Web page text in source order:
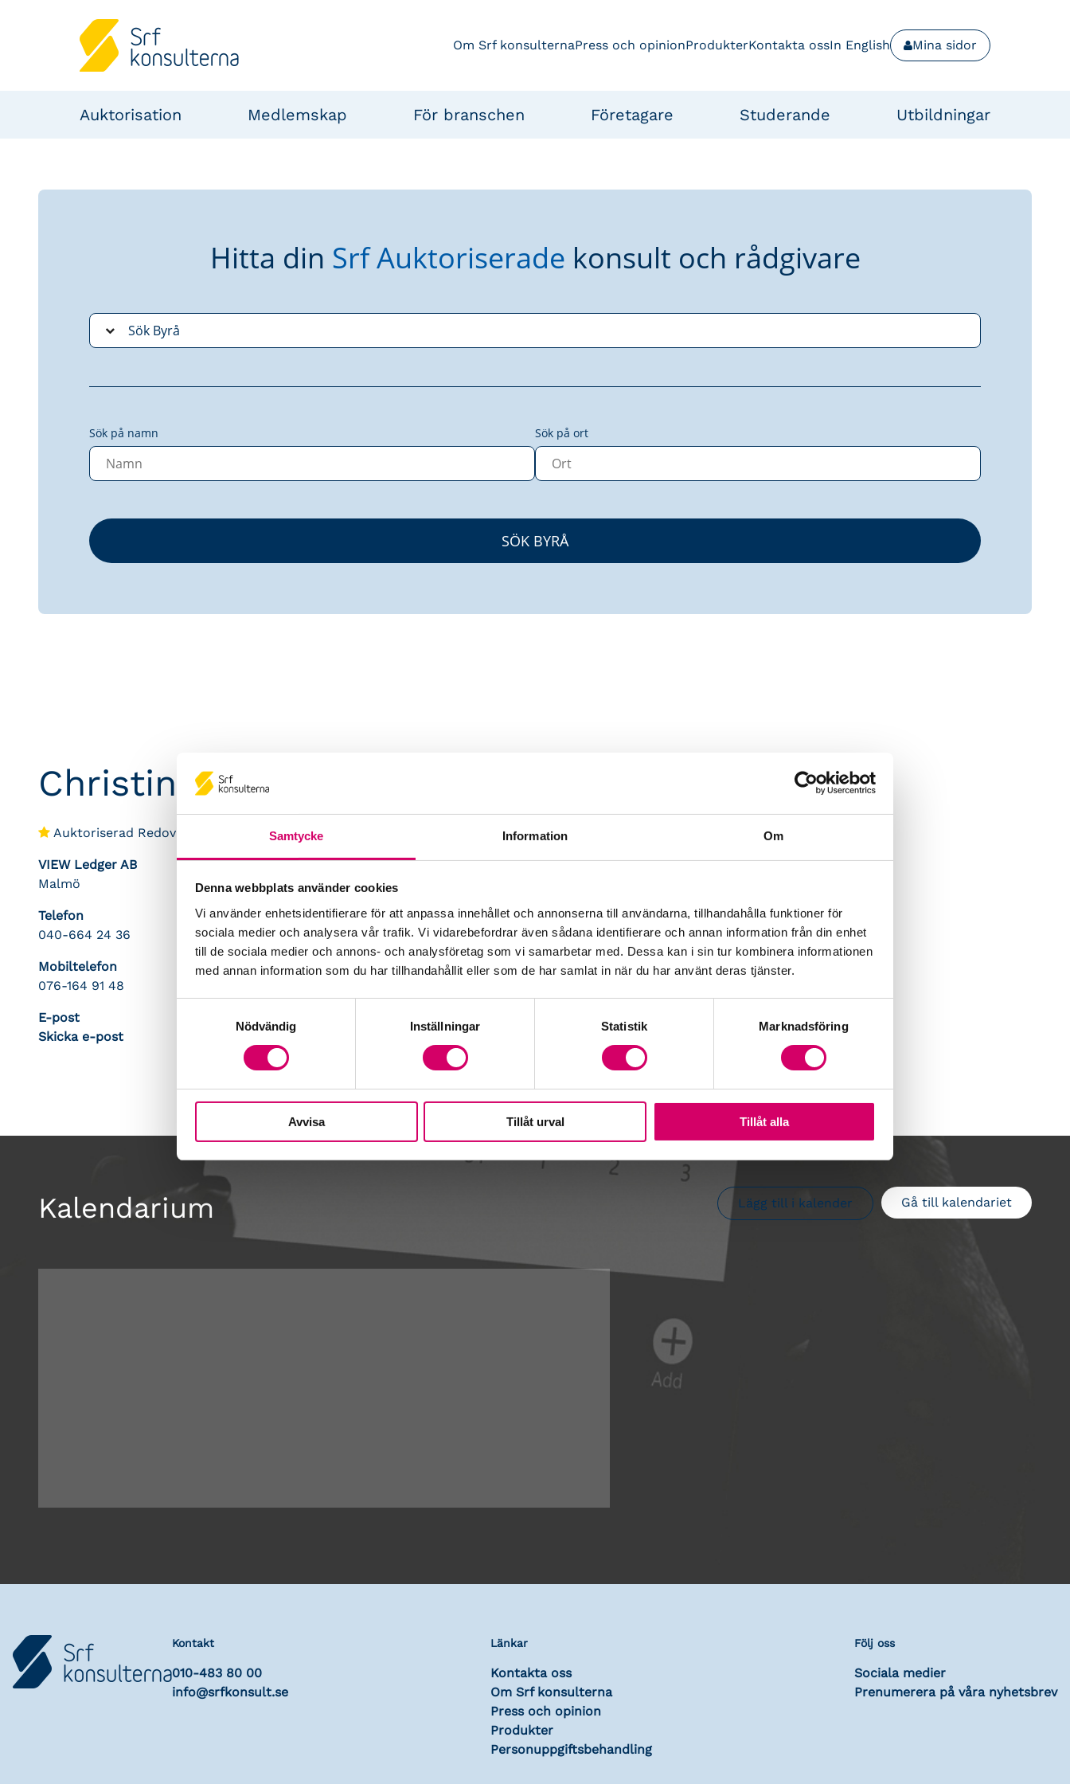
Samtycke Information Om
Denna webbplats använder cookies
Vi använder enhetsidentifierare för att anpassa innehållet och annonserna till användarna, tillhandahålla funktioner för
sociala medier och analysera vår trafik. Vi vidarebefordrar även sådana identifierare och annan information från din enhet
till de sociala medier och annons- och analysföretag som vi samarbetar med. Dessa kan i sin tur kombinera informationen
med annan information som du har tillhandahållit eller som de har samlat in när du har använt deras tjänster.
Nödvändig
Inställningar Statistik Marknadsföring
Avvisa Tillåt urval Tillåt alla
Om Srf konsulternaPress och opinionProdukterKontakta ossIn English Mina sidor
Auktorisation Medlemskap För branschen Företagare Studerande Utbildningar
Hitta din Srf Auktoriserade konsult och rådgivare
Sök på namn Sök på ort
Christina Forsberg
Auktoriserad Redovisningskonsult
VIEW Ledger AB
Malmö
Telefon
040-664 24 36
Mobiltelefon
076-164 91 48
E-post
Skicka e-post
Kalendarium Gå till kalendariet
Lägg till i kalender
Kontakt
010-483 80 00
info@srfkonsult.se
Länkar
Kontakta oss
Om Srf konsulterna
Press och opinion
Produkter
Personuppgiftsbehandling
Följ oss
Sociala medier
Prenumerera på våra nyhetsbrev